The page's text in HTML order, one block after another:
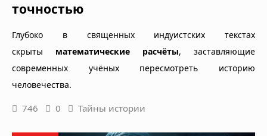
точностью
Глубоко в священных индуистских текстах
скрыты математические расчёты, заставляющие
современных учёных пересмотреть историю
человечества.
746 0 Тайны истории